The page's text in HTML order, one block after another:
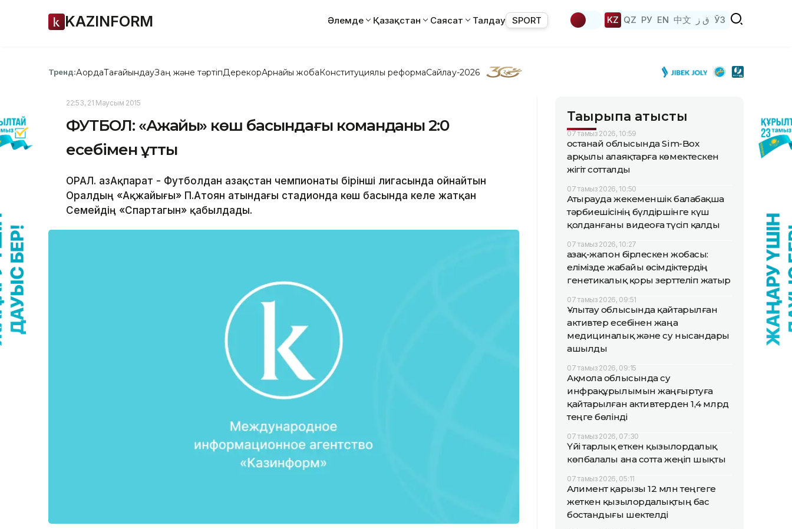
KAZINFORM Әлемде Қазақстан Саясат Талдау SPORT KZ QZ РУ EN 中文 ق ز ЎЗ
Тренд:АқордаТағайындауЗаң және тәртіпДерекқорАрнайы жобаКонституциялық реформаСайлау-2026
22:53, 21 Маусым 2015
ФУТБОЛ: «Ақжайық» көш басындағы команданы 2:0
есебімен ұтты
ОРАЛ. ҚазАқпарат - Футболдан Қазақстан чемпионаты бірінші лигасында ойнайтын
Оралдың «Ақжайығы» П.Атоян атындағы стадионда көш басында келе жатқан
Семейдің «Спартагын» қабылдады.
Тақырыпқа қатысты
07 тамыз 2026, 10:59
Қостанай облысында Sim-Box
арқылы алаяқтарға көмектескен
жігіт сотталды
07 тамыз 2026, 10:50
Атырауда жекеменшік балабақша
тәрбиешісінің бүлдіршінге күш
қолданғаны видеоға түсіп қалды
07 тамыз 2026, 10:27
Қазақ-жапон бірлескен жобасы:
елімізде жабайы өсімдіктердің
генетикалық қоры зерттеліп жатыр
07 тамыз 2026, 09:51
Ұлытау облысында қайтарылған
активтер есебінен жаңа
медициналық және су нысандары
ашылды
07 тамыз 2026, 09:15
Ақмола облысында су
инфрақұрылымын жаңғыртуға
қайтарылған активтерден 1,4 млрд
теңге бөлінді
07 тамыз 2026, 07:30
Үйі тарлық еткен қызылордалық
көпбалалы ана сотта жеңіп шықты
07 тамыз 2026, 05:11
Алимент қарызы 12 млн теңгеге
жеткен қызылордалықтың бас
бостандығы шектелді